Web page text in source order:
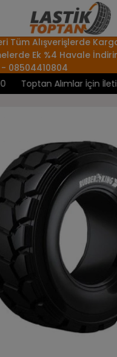
Tüm Alışverişlerde
Ek %4 Havale
08504410804
Toptan Alımlar İçin